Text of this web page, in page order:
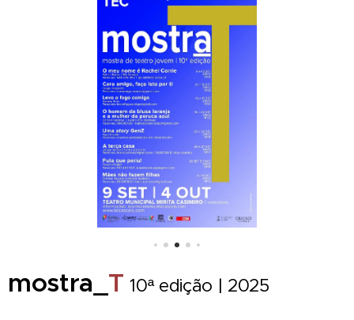
mostra_ T 10ª edição | 2025